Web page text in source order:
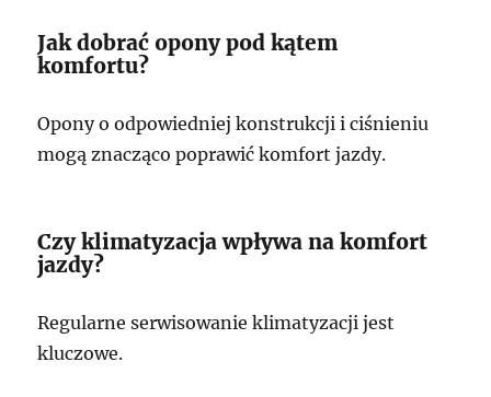
Jak dobrać opony pod kątem
komfortu?
Opony o odpowiedniej konstrukcji i ciśnieniu
mogą znacząco poprawić komfort jazdy.
Czy klimatyzacja wpływa na komfort
jazdy?
Regularne serwisowanie klimatyzacji jest
kluczowe.